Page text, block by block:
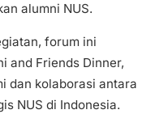
alumni NUS.
forum ini
and Friends Dinner,
dan kolaborasi antara
NUS di Indonesia.